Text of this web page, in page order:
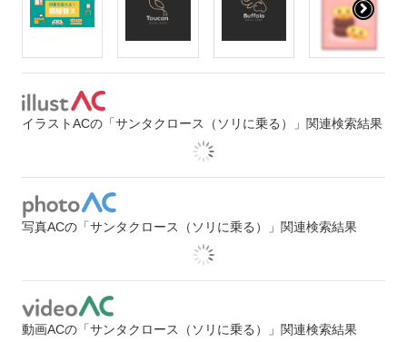
イラストACの「サンタクロース（ソリに乗る）」関連検索結果
写真ACの「サンタクロース（ソリに乗る）」関連検索結果
動画ACの「サンタクロース（ソリに乗る）」関連検索結果